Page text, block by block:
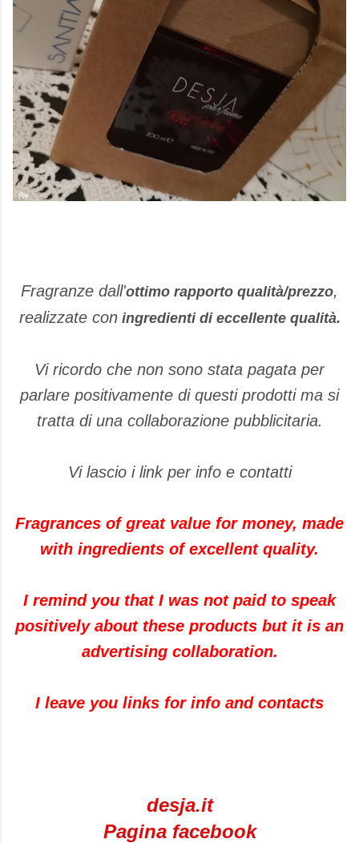
Fragranze dall'ottimo rapporto qualità/prezzo,
realizzate coningredienti di eccellente qualità.
Vi ricordo che non sono stata pagata per
parlare positivamente di questi prodotti ma si
tratta di una collaborazione pubblicitaria.
Vi lascio i link per info e contatti
Fragrances of great value for money, made
with ingredients of excellent quality.
I remind you that I was not paid to speak
positively about these products but it is an
advertising collaboration.
I leave you links for info and contacts
desja.it
Pagina facebook